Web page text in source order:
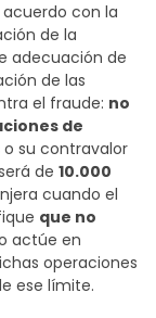
acuerdo con la
de la
adecuación de
de las
el fraude: no
de
o su contravalor
de 10.000
cuando el
que no
actúe en
operaciones
ese límite.